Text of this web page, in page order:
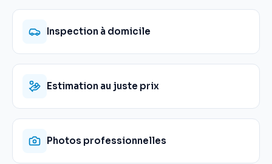
Inspection à domicile
Estimation au juste prix
Photos professionnelles